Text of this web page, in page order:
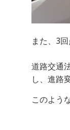
また、3
道路交通
し、進路
このよう